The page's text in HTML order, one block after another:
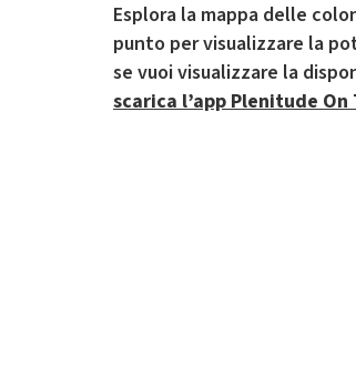
Esplora la mappa delle
punto per visualizzare la
se vuoi visualizzare la
scarica l’app Plenitude On